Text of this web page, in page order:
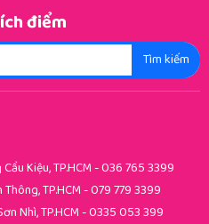
điểm
Tìm kiếm
Kiệu, TP.HCM-036 765 3399
TP.HCM-079 779 3399
Nhì, TP.HCM-0335 053 399